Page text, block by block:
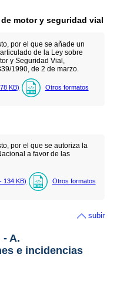
motor y seguridad vial
por el que se añade un
de la Ley sobre
y Seguridad Vial,
1990, de 2 de marzo.
KB) Otros formatos
por el que se autoriza la
a favor de las
- 134 KB) Otros formatos
subir
A.
e incidencias